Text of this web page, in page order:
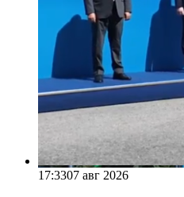
17:3307 авг 2026